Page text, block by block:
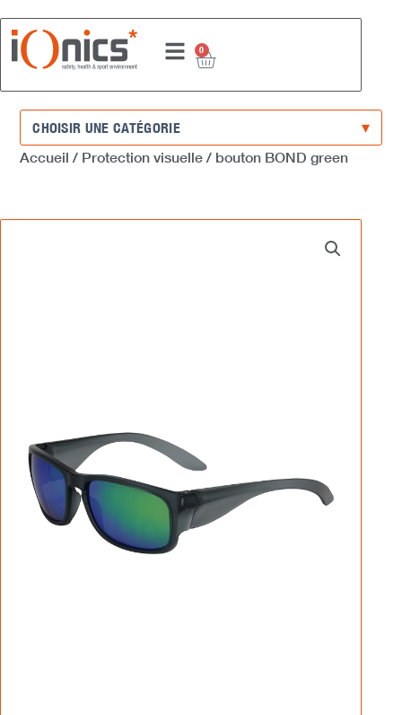
au
contenu
0
PANIER
Choisir
une
catégorie
Accueil / Protection visuelle / bouton BOND green